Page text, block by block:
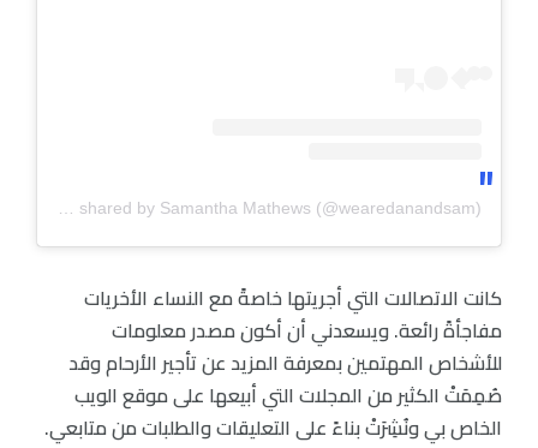
A post shared by Samantha Mathews (@wearedanandsam)
كانت الاتصالات التي أجريتها خاصةً مع النساء الأخريات
مفاجأةً رائعة. ويسعدني أن أكون مصدر معلومات
للأشخاص المهتمين بمعرفة المزيد عن تأجير الأرحام وقد
صُمِمَتْ الكثير من المجلات التي أبيعها على موقع الويب
الخاص بي ونُشِرَتْ بناءً على التعليقات والطلبات من متابعي.